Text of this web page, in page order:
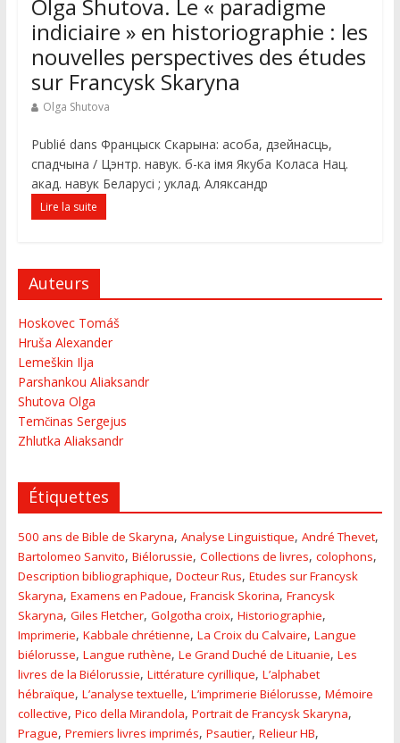
Olga Shutova. Le « paradigme
indiciaire » en historiographie : les
nouvelles perspectives des études
sur Francysk Skaryna
Olga Shutova
Publié dans Францыск Скарына: асоба, дзейнасць,
спадчына / Цэнтр. навук. б-ка імя Якуба Коласа Нац.
акад. навук Беларусі ; уклад. Аляксандр
Lire la suite
Auteurs
Hoskovec Tomáš
Hruša Alexander
Lemeškin Ilja
Parshankou Aliaksandr
Shutova Olga
Temčinas Sergejus
Zhlutka Aliaksandr
Étiquettes
500 ans de Bible de Skaryna, Analyse Linguistique, André Thevet,
Bartolomeo Sanvito, Biélorussie, Collections de livres, colophons,
Description bibliographique, Docteur Rus, Etudes sur Francysk
Skaryna, Examens en Padoue, Francisk Skorina, Francysk
Skaryna, Giles Fletcher, Golgotha croix, Historiographie,
Imprimerie, Kabbale chrétienne, La Croix du Calvaire, Langue
biélorusse, Langue ruthène, Le Grand Duché de Lituanie, Les
livres de la Biélorussie, Littérature cyrillique, L’alphabet
hébraïque, L’analyse textuelle, L’imprimerie Biélorusse, Mémoire
collective, Pico della Mirandola, Portrait de Francysk Skaryna,
Prague, Premiers livres imprimés, Psautier, Relieur HB,